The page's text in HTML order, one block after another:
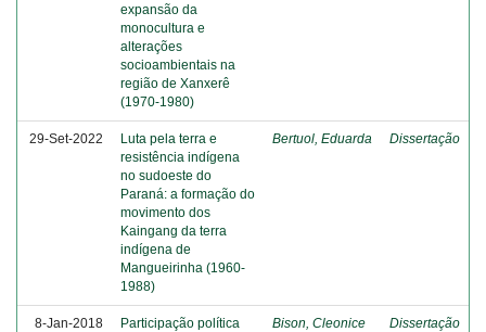
expansão da
monocultura e
alterações
socioambientais na
região de Xanxerê
(1970-1980)
29-Set-2022
Luta pela terra e
resistência indígena
no sudoeste do
Paraná: a formação do
movimento dos
Kaingang da terra
indígena de
Mangueirinha (1960-
1988)
Bertuol, Eduarda Dissertação
8-Jan-2018
Participação política
Bison, Cleonice Dissertação